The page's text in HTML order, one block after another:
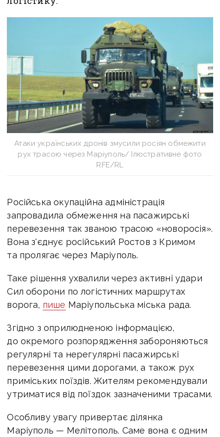
Атаки українських дронів змусили росіян обмежити
рух трасою через Маріуполь/ Ілюстративне фото
RFE/RL
Російська окупаційна адміністрація
запровадила обмеження на пасажирські
перевезення так званою трасою «новоросія».
Вона з'єднує російський Ростов з Кримом
та пролягає через Маріуполь.
Таке рішення ухвалили через активні удари
Сил оборони по логістичних маршрутах
ворога, пише Маріупольська міська рада.
Згідно з оприлюдненою інформацією,
до окремого розпорядження забороняються
регулярні та нерегулярні пасажирські
перевезення цими дорогами, а також рух
приміських поїздів. Жителям рекомендували
утриматися від поїздок зазначеними трасами.
Особливу увагу привертає ділянка
Маріуполь — Мелітополь. Саме вона є одним